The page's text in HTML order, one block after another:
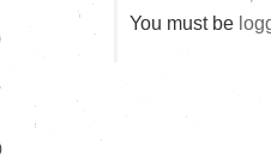
You must be